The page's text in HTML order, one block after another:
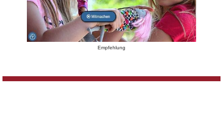
Empfehlung